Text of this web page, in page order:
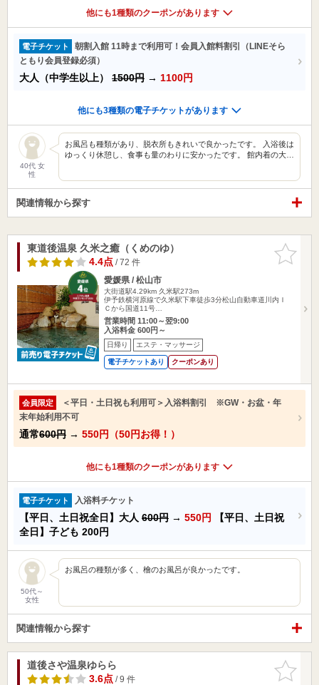
他にも1種類のクーポンがあります
電子チケット
朝割入館 11時まで利用可！会員入館料割引（LINEそら
ともり会員登録必須）
大人（中学生以上） 1500円 → 1100円
他にも3種類の電子チケットがあります
40代 女
性
お風呂も種類があり、脱衣所もきれいで良かったです。 入浴後は
ゆっくり休憩し、食事も量のわりに安かったです。 館内着の大…
関連情報から探す
お気に入
りに追加
東道後温泉 久米之癒（くめのゆ）
4.4点/ 72 件
愛媛県 / 松山市
大街道駅4.29km 久米駅273m
伊予鉄横河原線で久米駅下車徒歩3分松山自動車道川内Ｉ
Ｃから国道11号…
営業時間 11:00～翌9:00
入浴料金 600円～
日帰り エステ・マッサージ
電子チケットあり クーポンあり
会員限定
＜平日・土日祝も利用可＞入浴料割引 ※GW・お盆・年
末年始利用不可
通常600円 → 550円（50円お得！）
他にも1種類のクーポンがあります
電子チケット 入浴料チケット
【平日、土日祝全日】大人 600円 → 550円
【平日、土日祝
全日】子ども 200円
50代～
女性
お風呂の種類が多く、檜のお風呂が良かったです。
関連情報から探す
お気に入
りに追加
道後さや温泉ゆらら
3.6点/ 9 件